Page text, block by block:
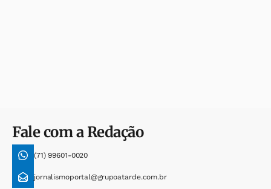
Fale com a Redação
(71) 99601-0020
jornalismoportal@grupoatarde.com.br